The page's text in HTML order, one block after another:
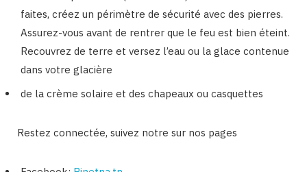
faites, créez un périmètre de sécurité avec des pierres.
Assurez-vous avant de rentrer que le feu est bien éteint.
Recouvrez de terre et versez l’eau ou la glace contenue
dans votre glacière
de la crème solaire et des chapeaux ou casquettes
Restez connectée, suivez notre sur nos pages